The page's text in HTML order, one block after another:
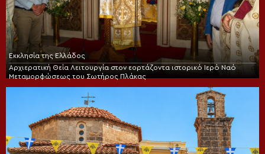
Εκκλησία της Ελλάδος
Αρχιερατική Θεία Λειτουργία στον εορτάζοντα ιστορικό Ιερό Ναό
Μεταμορφώσεως του Σωτήρος Πλάκας